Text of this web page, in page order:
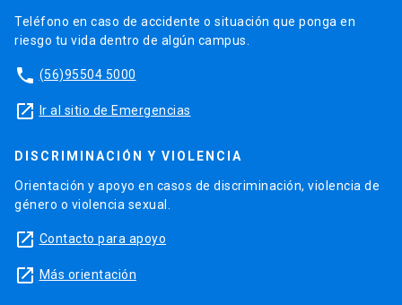
Teléfono en caso de accidente o situación que ponga en
riesgo tu vida dentro de algún campus.
phone (56)95504 5000
launch Ir al sitio de Emergencias
DISCRIMINACIÓN Y VIOLENCIA
Orientación y apoyo en casos de discriminación, violencia de
género o violencia sexual.
launch Contacto para apoyo
launch Más orientación